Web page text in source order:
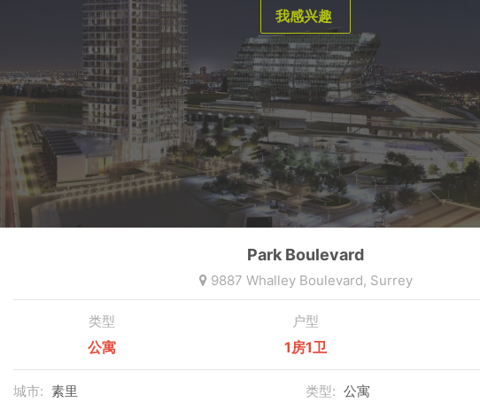
我感兴趣
Park Boulevard
9887 Whalley Boulevard, Surrey
类型
公寓
户型
1房1卫
城市: 素里 类型: 公寓